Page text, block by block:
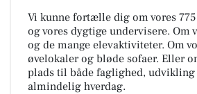
Vi kunne fortælle dig om vores
og vores dygtige undervisere. Om
og de mange elevaktiviteter. Om
øvelokaler og bløde sofaer. Eller
plads til både faglighed, udvikling
almindelig hverdag.